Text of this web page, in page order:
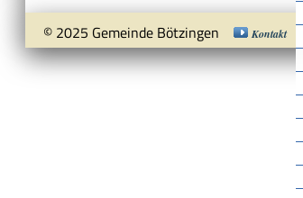
© 2025 Gemeinde Bötzingen Kontakt